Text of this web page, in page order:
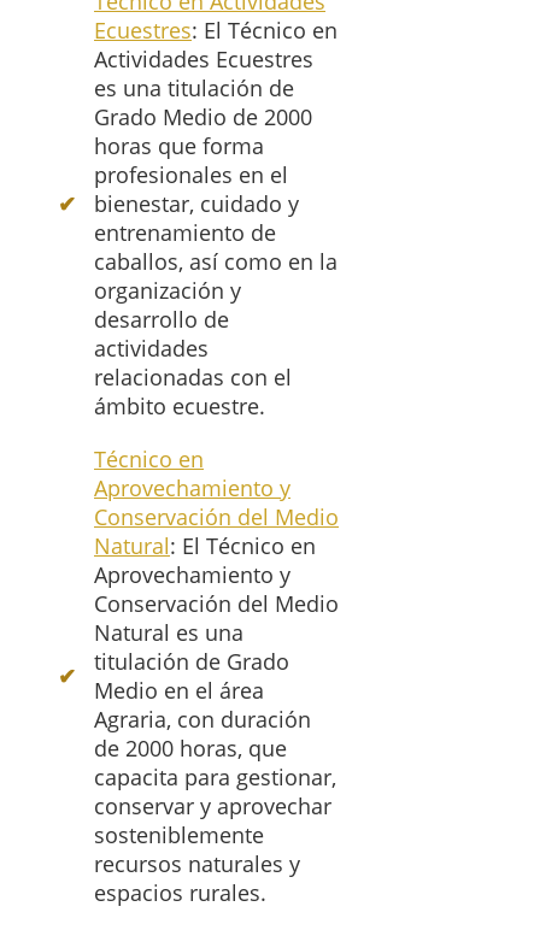
Ecuestres: El Técnico en
Actividades Ecuestres
es una titulación de
Grado Medio de 2000
horas que forma
profesionales en el
bienestar, cuidado y
entrenamiento de
caballos, así como en la
organización y
desarrollo de
actividades
relacionadas con el
ámbito ecuestre.
Técnico en
Aprovechamiento y
Conservación del Medio
Natural: El Técnico en
Aprovechamiento y
Conservación del Medio
Natural es una
titulación de Grado
Medio en el área
Agraria, con duración
de 2000 horas, que
capacita para gestionar,
conservar y aprovechar
sosteniblemente
recursos naturales y
espacios rurales.